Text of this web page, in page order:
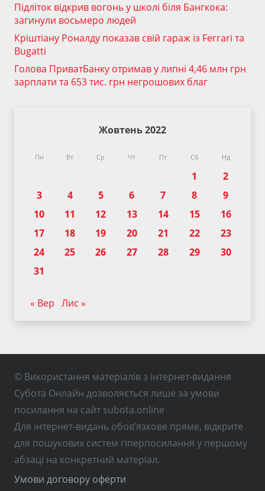
Підліток відкрив вогонь у школі біля Бангкока:
загинули восьмеро людей
Кріштіану Роналду показав свій гараж із Ferrari та
Bugatti
Голова ПриватБанку отримав у липні 4,46 млн грн
зарплати та 653 тис. грн негрошових благ
Жовтень 2022
Пн Вт Ср Чт Пт Сб Нд
1
2
3
4 5 6 7 8
9
10
11 12 13 14 15
16
17
18 19 20 21 22
23
24
25 26 27 28 29
30
31
« Вер Лис »
© Використання матеріалів з інтернет-видання
Субота Онлайн дозволяється лише за умови
посилання на сайт subota.online
Для інтернет-видань обов’язкове пряме, відкрите
для пошукових систем гіперпосилання у першому
абзаці на конкретний матеріал.
Умови договору оферти